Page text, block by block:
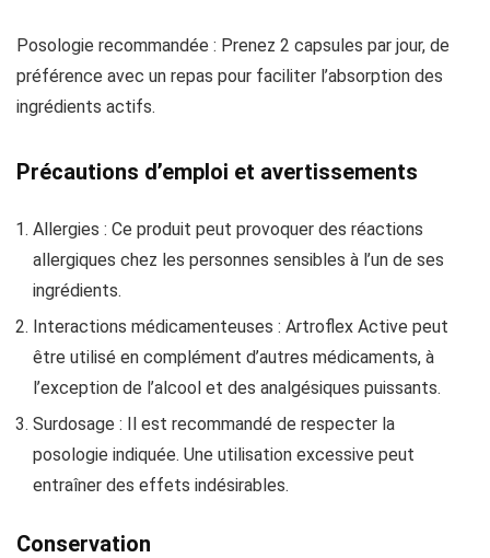
Posologie recommandée : Prenez 2 capsules par jour, de
préférence avec un repas pour faciliter l’absorption des
ingrédients actifs.
Précautions d’emploi et avertissements
Allergies : Ce produit peut provoquer des réactions
allergiques chez les personnes sensibles à l’un de ses
ingrédients.
Interactions médicamenteuses : Artroflex Active peut
être utilisé en complément d’autres médicaments, à
l’exception de l’alcool et des analgésiques puissants.
Surdosage : Il est recommandé de respecter la
posologie indiquée. Une utilisation excessive peut
entraîner des effets indésirables.
Conservation